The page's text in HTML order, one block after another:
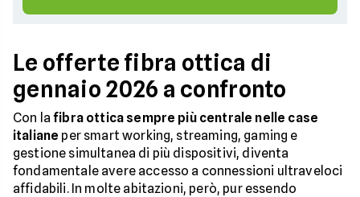
Le offerte fibra ottica di
gennaio 2026 a confronto
Con lafibra ottica sempre più centrale nelle case
italiane per smart working, streaming, gaming e
gestione simultanea di più dispositivi, diventa
fondamentale avere accesso a connessioni ultraveloci
affidabili. In molte abitazioni, però, pur essendo